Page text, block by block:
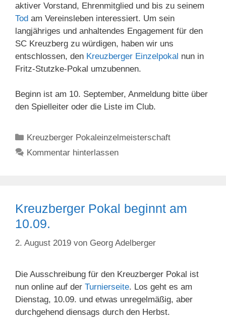
aktiver Vorstand, Ehrenmitglied und bis zu seinem
Tod am Vereinsleben interessiert. Um sein
langjähriges und anhaltendes Engagement für den
SC Kreuzberg zu würdigen, haben wir uns
entschlossen, den Kreuzberger Einzelpokal nun in
Fritz-Stutzke-Pokal umzubennen.
Beginn ist am 10. September, Anmeldung bitte über
den Spielleiter oder die Liste im Club.
Kategorien
Kreuzberger Pokaleinzelmeisterschaft
Kommentar hinterlassen
Kreuzberger Pokal beginnt am
10.09.
2. August 2019 von Georg Adelberger
Die Ausschreibung für den Kreuzberger Pokal ist
nun online auf der Turnierseite. Los geht es am
Dienstag, 10.09. und etwas unregelmäßig, aber
durchgehend diensags durch den Herbst.